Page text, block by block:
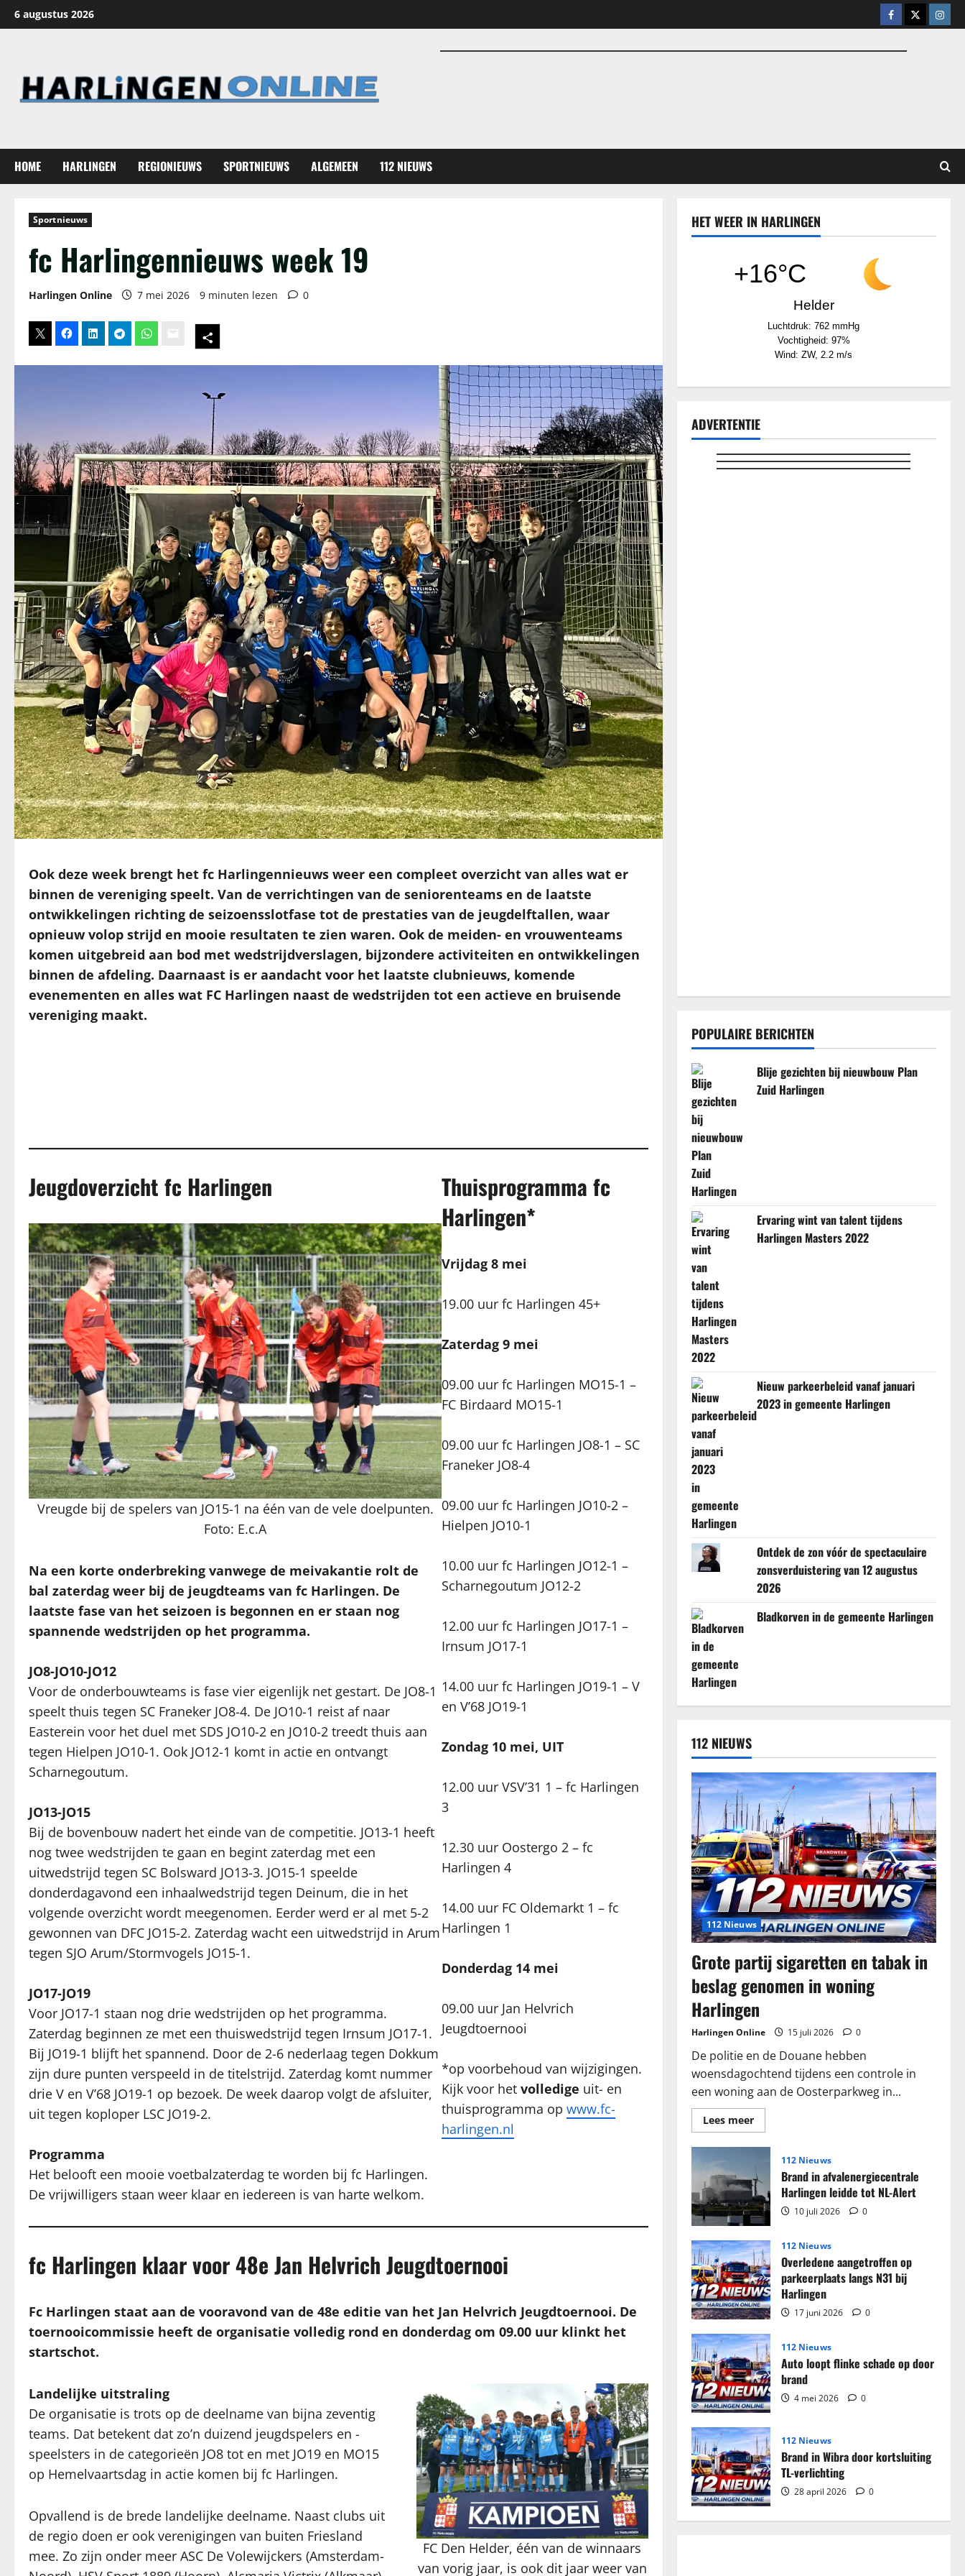
naar
6 augustus 2026 Facebook
X
HOME HARLINGEN REGIONIEUWS SPORTNIEUWS ALGEMEEN 112 NIEUWS
Sportnieuws
fc Harlingennieuws week 19
Harlingen Online 7 mei 2026 9 minuten lezen 0
Ook deze week brengt het fc Harlingennieuws weer een compleet overzicht van alles wat er
binnen de vereniging speelt. Van de verrichtingen van de seniorenteams en de laatste
ontwikkelingen richting de seizoensslotfase tot de prestaties van de jeugdelftallen, waar
opnieuw volop strijd en mooie resultaten te zien waren. Ook de meiden- en vrouwenteams
komen uitgebreid aan bod met wedstrijdverslagen, bijzondere activiteiten en ontwikkelingen
binnen de afdeling. Daarnaast is er aandacht voor het laatste clubnieuws, komende
evenementen en alles wat FC Harlingen naast de wedstrijden tot een actieve en bruisende
vereniging maakt.
Jeugdoverzicht fc Harlingen
Vreugde bij de spelers van JO15-1 na één van de vele doelpunten.
Foto: E.c.A
Na een korte onderbreking vanwege de meivakantie rolt de
bal zaterdag weer bij de jeugdteams van fc Harlingen. De
laatste fase van het seizoen is begonnen en er staan nog
spannende wedstrijden op het programma.
JO8-JO10-JO12
Voor de onderbouwteams is fase vier eigenlijk net gestart. De JO8-1
speelt thuis tegen SC Franeker JO8-4. De JO10-1 reist af naar
Easterein voor het duel met SDS JO10-2 en JO10-2 treedt thuis aan
tegen Hielpen JO10-1. Ook JO12-1 komt in actie en ontvangt
Scharnegoutum.
JO13-JO15
Bij de bovenbouw nadert het einde van de competitie. JO13-1 heeft
nog twee wedstrijden te gaan en begint zaterdag met een
uitwedstrijd tegen SC Bolsward JO13-3. JO15-1 speelde
donderdagavond een inhaalwedstrijd tegen Deinum, die in het
volgende overzicht wordt meegenomen. Eerder werd er al met 5-2
gewonnen van DFC JO15-2. Zaterdag wacht een uitwedstrijd in Arum
tegen SJO Arum/Stormvogels JO15-1.
JO17-JO19
Voor JO17-1 staan nog drie wedstrijden op het programma.
Zaterdag beginnen ze met een thuiswedstrijd tegen Irnsum JO17-1.
Bij JO19-1 blijft het spannend. Door de 2-6 nederlaag tegen Dokkum
zijn dure punten verspeeld in de titelstrijd. Zaterdag komt nummer
drie V en V’68 JO19-1 op bezoek. De week daarop volgt de afsluiter,
uit tegen koploper LSC JO19-2.
Programma
Het belooft een mooie voetbalzaterdag te worden bij fc Harlingen.
De vrijwilligers staan weer klaar en iedereen is van harte welkom.
Thuisprogramma fc
Harlingen*
Vrijdag 8 mei
19.00 uur fc Harlingen 45+
Zaterdag 9 mei
09.00 uur fc Harlingen MO15-1 –
FC Birdaard MO15-1
09.00 uur fc Harlingen JO8-1 – SC
Franeker JO8-4
09.00 uur fc Harlingen JO10-2 –
Hielpen JO10-1
10.00 uur fc Harlingen JO12-1 –
Scharnegoutum JO12-2
12.00 uur fc Harlingen JO17-1 –
Irnsum JO17-1
14.00 uur fc Harlingen JO19-1 – V
en V’68 JO19-1
Zondag 10 mei, UIT
12.00 uur VSV’31 1 – fc Harlingen
3
12.30 uur Oostergo 2 – fc
Harlingen 4
14.00 uur FC Oldemarkt 1 – fc
Harlingen 1
Donderdag 14 mei
09.00 uur Jan Helvrich
Jeugdtoernooi
*op voorbehoud van wijzigingen.
Kijk voor hetvolledige uit- en
thuisprogramma opwww.fc-
harlingen.nl
fc Harlingen klaar voor 48e Jan Helvrich Jeugdtoernooi
Fc Harlingen staat aan de vooravond van de 48e editie van het Jan Helvrich Jeugdtoernooi. De
toernooicommissie heeft de organisatie volledig rond en donderdag om 09.00 uur klinkt het
startschot.
FC Den Helder, één van de winnaars
van vorig jaar, is ook dit jaar weer van
Landelijke uitstraling
De organisatie is trots op de deelname van bijna zeventig
teams. Dat betekent dat zo’n duizend jeugdspelers en -
speelsters in de categorieën JO8 tot en met JO19 en MO15
op Hemelvaartsdag in actie komen bij fc Harlingen.
Opvallend is de brede landelijke deelname. Naast clubs uit
de regio doen er ook verenigingen van buiten Friesland
mee. Zo zijn onder meer ASC De Volewijckers (Amsterdam-
HET WEER IN HARLINGEN
+16°C
Helder
Luchtdruk: 762 mmHg
Vochtigheid: 97%
Wind: ZW, 2.2 m/s
ADVERTENTIE
POPULAIRE BERICHTEN
Blije gezichten bij nieuwbouw Plan
Zuid Harlingen
Ervaring wint van talent tijdens
Harlingen Masters 2022
Nieuw parkeerbeleid vanaf januari
2023 in gemeente Harlingen
Ontdek de zon vóór de spectaculaire
zonsverduistering van 12 augustus
2026
Bladkorven in de gemeente Harlingen
112 NIEUWS
112 Nieuws
Grote partij sigaretten en tabak in
beslag genomen in woning
Harlingen
Harlingen Online 15 juli 2026 0
De politie en de Douane hebben
woensdagochtend tijdens een controle in
een woning aan de Oosterparkweg in...
Lees meerLees
meer
Grote
sigaretten
en
tabak
in
beslag
genomen
in
woning
Harlingen
112 Nieuws
Brand in afvalenergiecentrale
Harlingen leidde tot NL-Alert
10 juli 2026 0
112 Nieuws
Overledene aangetroffen op
parkeerplaats langs N31 bij
Harlingen
17 juni 2026 0
112 Nieuws
Auto loopt flinke schade op door
brand
4 mei 2026 0
112 Nieuws
Brand in Wibra door kortsluiting
TL-verlichting
28 april 2026 0